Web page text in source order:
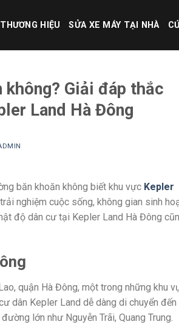
THƯƠNG HIỆU SỬA XE MÁY TẠI NHÀ
không? Giải đáp thắc
Land Hà Đông
băn khoăn không biết khu vực Kepler
nghiệm cuộc sống, không gian sinh
độ dân cư tại Kepler Land Hà Đông
quận Hà Đông, một trong những khu
dân Kepler Land dễ dàng di chuyển đến
lớn như Nguyễn Trãi, Quang Trung.